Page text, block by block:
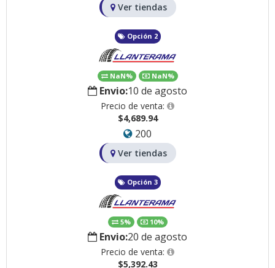
Ver tiendas
Opción 2
NaN% NaN%
Envio:10 de agosto
Precio de venta:
$4,689.94
200
Ver tiendas
Opción 3
5% 10%
Envio:20 de agosto
Precio de venta:
$5,392.43